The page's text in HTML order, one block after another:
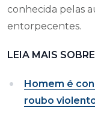
conhecida pelas
entorpecentes.
LEIA MAIS
Homem é
roubo